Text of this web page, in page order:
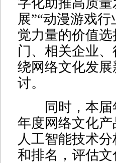
字化助推高质
展”“动漫游戏
觉力量的价值
门、相关企业
绕网络文化发
讨。
同时，本届
年度网络文化
人工智能技术
和排名，评估